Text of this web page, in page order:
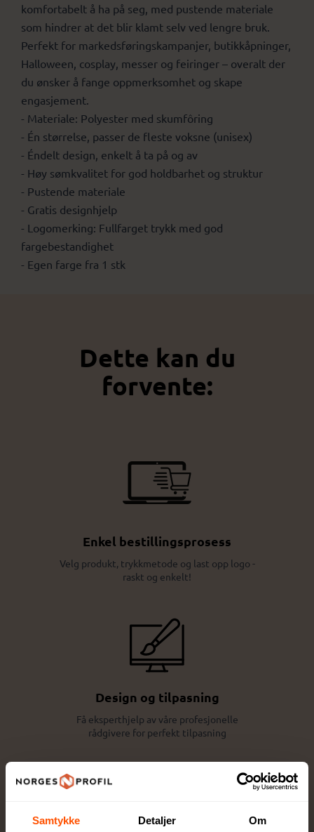
Samtykke Detaljer Om
komfortabelt å ha på seg, med pustende materiale
som hindrer at det blir klamt selv ved lengre bruk.
Perfekt for markedsføringskampanjer, butikkåpninger,
Halloween, cosplay, messer og feiringer – overalt der
du ønsker å fange oppmerksomhet og skape
engasjement.
- Materiale: Polyester med skumfôring
- Én størrelse, passer de fleste voksne (unisex)
- Éndelt design, enkelt å ta på og av
- Høy sømkvalitet for god holdbarhet og struktur
- Pustende materiale
- Gratis designhjelp
- Logomerking: Fullfarget trykk med god
fargebestandighet
- Egen farge fra 1 stk
Dette kan du
forvente:
Enkel bestillingsprosess
Velg produkt, trykkmetode og last opp logo -
raskt og enkelt!
Design og tilpasning
Få eksperthjelp av våre profesjonelle
rådgivere for perfekt tilpasning